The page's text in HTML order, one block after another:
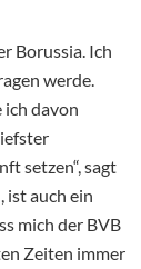
Borussia. Ich
werde.
davon
setzen“, sagt
ist auch ein
mich der BVB
Zeiten immer